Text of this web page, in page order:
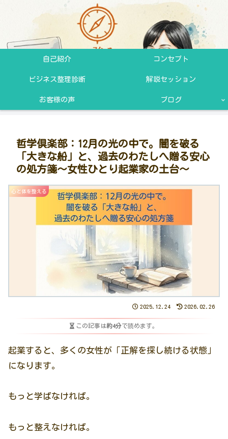
自己紹介 コンセプト
ビジネス整理診断 解説セッション
お客様の声 ブログ
哲学倶楽部：12月の光の中で。闇を破る
「大きな船」と、過去のわたしへ贈る安心
の処方箋～女性ひとり起業家の土台～
心と体を整える
2025.12.24 2026.02.26
この記事は約4分で読めます。
起業すると、多くの女性が「正解を探し続ける状態」
になります。
もっと学ばなければ。
もっと整えなければ。